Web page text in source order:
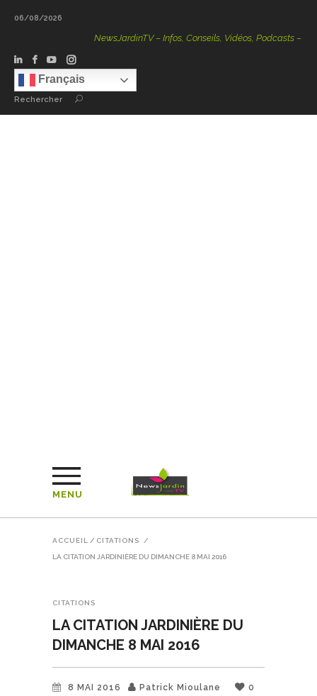
06/08/2026
NewsJardinTV – Infos, Conseils, Vidéos, Podcasts – 100 %
Français
Rechercher
MENU
ACCUEIL / CITATIONS /
LA CITATION JARDINIÈRE DU DIMANCHE 8 MAI 2016
CITATIONS
LA CITATION JARDINIÈRE DU
DIMANCHE 8 MAI 2016
8 MAI 2016 Patrick Mioulane
0